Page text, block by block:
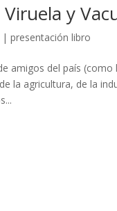
y
|presentación libro
amigos del país (como
la agricultura, de la